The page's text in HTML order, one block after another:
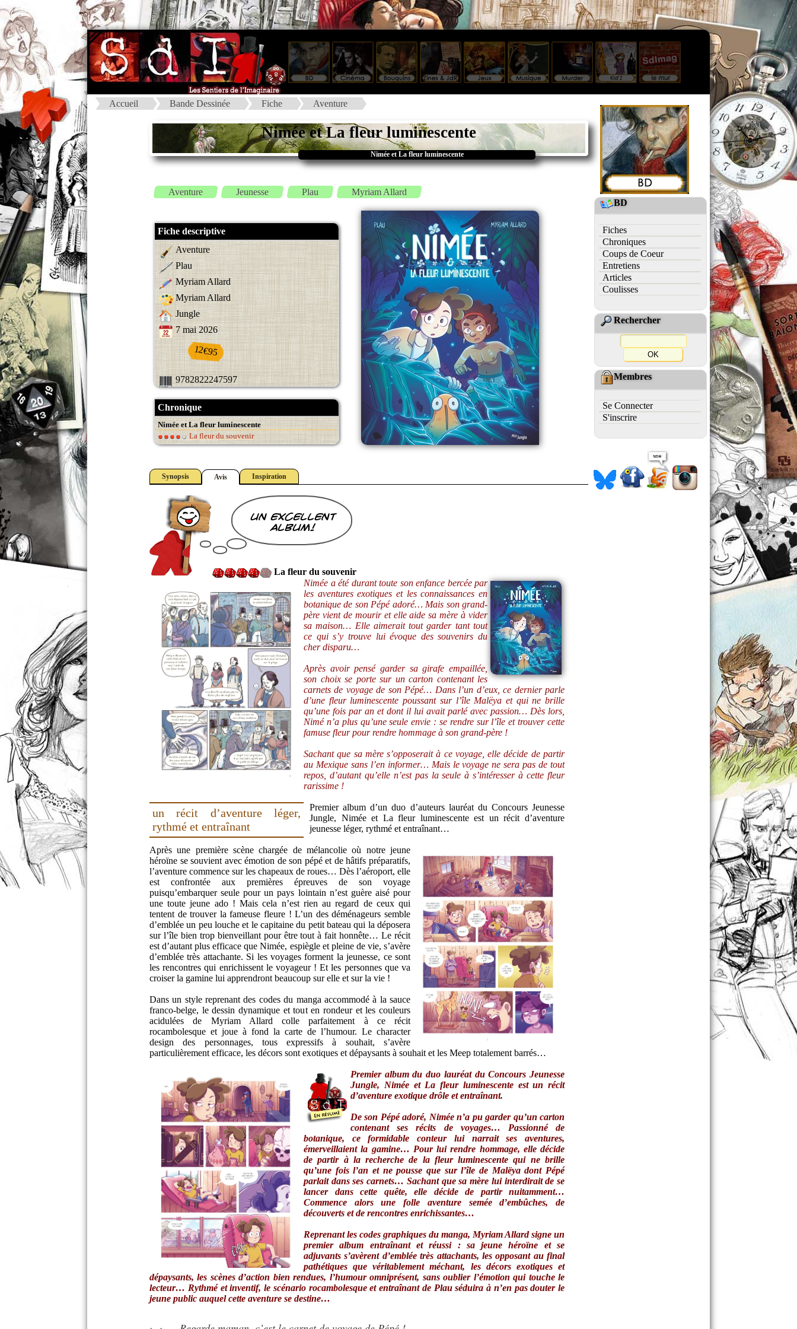
Accueil Bande Dessinée Fiche Aventure
Nimée et La fleur luminescente
Nimée et La fleur luminescente
Aventure Jeunesse Plau Myriam Allard
Fiche descriptive
Aventure
Plau
Myriam Allard
Myriam Allard
Jungle
7 mai 2026
12€95
9782822247597
Chronique
Nimée et La fleur luminescente
La fleur du souvenir
Synopsis Avis Inspiration
un excellent
album!
La fleur du souvenir
Nimée a été durant toute son enfance bercée par
les aventures exotiques et les connaissances en
botanique de son Pépé adoré… Mais son grand-
père vient de mourir et elle aide sa mère à vider
sa maison… Elle aimerait tout garder tant tout
ce qui s’y trouve lui évoque des souvenirs du
cher disparu…
Après avoir pensé garder sa girafe empaillée,
son choix se porte sur un carton contenant les
carnets de voyage de son Pépé… Dans l’un d’eux, ce dernier parle
d’une fleur luminescente poussant sur l’île Malëya et qui ne brille
qu’une fois par an et dont il lui avait parlé avec passion… Dès lors,
Nimé n’a plus qu’une seule envie : se rendre sur l’île et trouver cette
famuse fleur pour rendre hommage à son grand-père !
Sachant que sa mère s’opposerait à ce voyage, elle décide de partir
au Mexique sans l’en informer… Mais le voyage ne sera pas de tout
repos, d’autant qu’elle n’est pas la seule à s’intéresser à cette fleur
rarissime !
un récit d’aventure léger,
rythmé et entraînant
Premier album d’un duo d’auteurs lauréat du Concours Jeunesse
Jungle, Nimée et La fleur luminescente est un récit d’aventure
jeunesse léger, rythmé et entraînant…
Après une première scène chargée de mélancolie où notre jeune
héroïne se souvient avec émotion de son pépé et de hâtifs préparatifs,
l’aventure commence sur les chapeaux de roues… Dès l’aéroport, elle
est confrontée aux premières épreuves de son voyage
puisqu’embarquer seule pour un pays lointain n’est guère aisé pour
une toute jeune ado ! Mais cela n’est rien au regard de ceux qui
tentent de trouver la fameuse fleure ! L’un des déménageurs semble
d’emblée un peu louche et le capitaine du petit bateau qui la déposera
sur l’île bien trop bienveillant pour être tout à fait honnête… Le récit
est d’autant plus efficace que Nimée, espiègle et pleine de vie, s’avère
d’emblée très attachante. Si les voyages forment la jeunesse, ce sont
les rencontres qui enrichissent le voyageur ! Et les personnes que va
croiser la gamine lui apprendront beaucoup sur elle et sur la vie !
Dans un style reprenant des codes du manga accommodé à la sauce
franco-belge, le dessin dynamique et tout en rondeur et les couleurs
acidulées de Myriam Allard colle parfaitement à ce récit
rocambolesque et joue à fond la carte de l’humour. Le character
design des personnages, tous expressifs à souhait, s’avère
particulièrement efficace, les décors sont exotiques et dépaysants à souhait et les Meep totalement barrés…
Premier album du duo lauréat du Concours Jeunesse
Jungle, Nimée et La fleur luminescente est un récit
d’aventure exotique drôle et entraînant.
De son Pépé adoré, Nimée n’a pu garder qu’un carton
contenant ses récits de voyages… Passionné de
botanique, ce formidable conteur lui narrait ses aventures,
émerveillaient la gamine… Pour lui rendre hommage, elle décide
de partir à la recherche de la fleur luminescente qui ne brille
qu’une fois l’an et ne pousse que sur l’île de Malëya dont Pépé
parlait dans ses carnets… Sachant que sa mère lui interdirait de se
lancer dans cette quête, elle décide de partir nuitamment…
Commence alors une folle aventure semée d’embûches, de
découverts et de rencontres enrichissantes…
Reprenant les codes graphiques du manga, Myriam Allard signe un
premier album entraînant et réussi : sa jeune héroïne et se
adjuvants s’avèrent d’emblée très attachants, les opposant au final
pathétiques que véritablement méchant, les décors exotiques et
dépaysants, les scènes d’action bien rendues, l’humour omniprésent, sans oublier l’émotion qui touche le
lecteur… Rythmé et inventif, le scénario rocambolesque et entraînant de Plau séduira à n’en pas douter le
jeune public auquel cette aventure se destine…
BD
Fiches
Chroniques
Coups de Coeur
Entretiens
Articles
Coulisses
Rechercher
Membres
Se Connecter
S'inscrire